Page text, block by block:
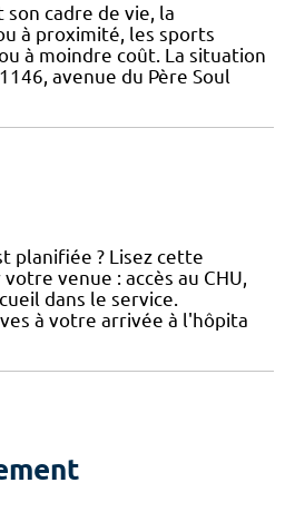
cadre de vie, la
à proximité, les sports
à moindre coût. La situation
avenue du Père Soul
planifiée ? Lisez cette
venue : accès au CHU,
dans le service.
à votre arrivée à l'hôpita